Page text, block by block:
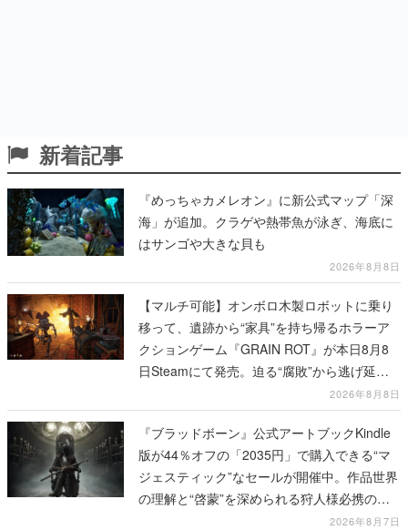
新着記事
『めっちゃカメレオン』に新公式マップ「深
海」が追加。クラゲや熱帯魚が泳ぎ、海底に
はサンゴや大きな貝も
2026年8月8日
【マルチ可能】オンボロ木製ロボットに乗り
移って、遺跡から“家具”を持ち帰るホラーア
クションゲーム『GRAIN ROT』が本日8月8
日Steamにて発売。迫る“腐敗”から逃げ延
2026年8月8日
『ブラッドボーン』公式アートブックKindle
版が44％オフの「2035円」で購入できる“マ
ジェスティック”なセールが開催中。作品世界
の理解と“啓蒙”を深められる狩人様必携の一
2026年8月7日